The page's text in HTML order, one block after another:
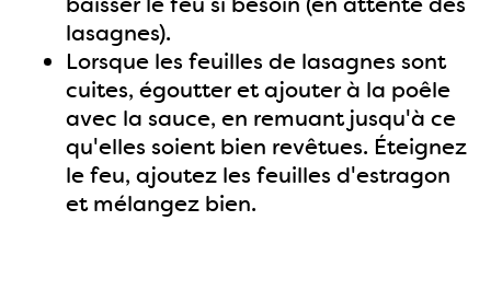
lasagnes).
Lorsque les feuilles de lasagnes sont
cuites, égoutter et ajouter à la poêle
avec la sauce, en remuant jusqu'à ce
qu'elles soient bien revêtues. Éteignez
le feu, ajoutez les feuilles d'estragon
et mélangez bien.